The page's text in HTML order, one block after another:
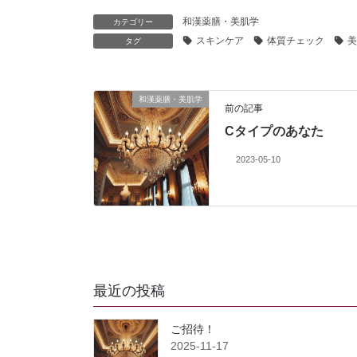
カテゴリー 和漢薬膳・美肌学
タグ スキンケア 体質チェック
和漢薬膳・美肌学
前の記事
Cタイプのあなた
2023-05-10
最近の投稿
ご招待！
2025-11-17